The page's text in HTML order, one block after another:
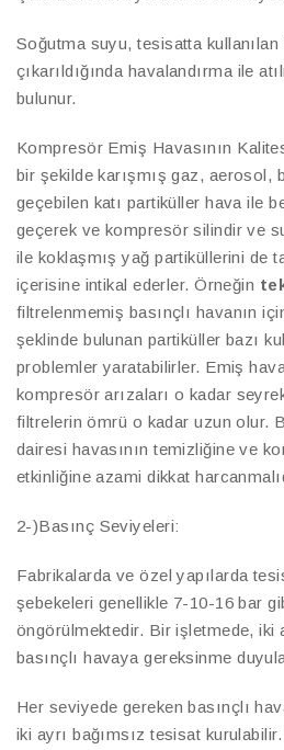
Soğutma suyu, tesisatta kullanılan
çıkarıldığında havalandırma ile
bulunur.
Kompresör Emiş Havasının
bir şekilde karışmış gaz, aerosol,
geçebilen katı partiküller hava ile
geçerek ve kompresör silindir ve
ile koklaşmış yağ partiküllerini de
içerisine intikal ederler. Örneğin
filtrelenmemiş basınçlı havanın
şeklinde bulunan partiküller bazı
problemler yaratabilirler. Emiş
kompresör arızaları o kadar
filtrelerin ömrü o kadar uzun olur.
dairesi havasının temizliğine ve
etkinliğine azami dikkat
2-)Basınç Seviyeleri:
Fabrikalarda ve özel yapılarda
şebekeleri genellikle 7-10-16 bar
öngörülmektedir. Bir işletmede, iki
basınçlı havaya gereksinme
Her seviyede gereken basınçlı
iki ayrı bağımsız tesisat